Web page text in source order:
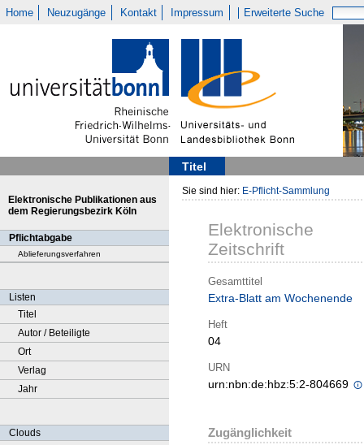
Home Neuzugänge Kontakt Impressum Erweiterte Suche
Titel
Elektronische Publikationen aus
dem Regierungsbezirk Köln
Pflichtabgabe
Ablieferungsverfahren
Listen
Titel
Autor / Beteiligte
Ort
Verlag
Jahr
Clouds
Sie sind hier: E-Pflicht-Sammlung
Elektronische
Zeitschrift
Gesamttitel
Extra-Blatt am Wochenende
Heft
04
URN
urn:nbn:de:hbz:5:2-804669
Zugänglichkeit